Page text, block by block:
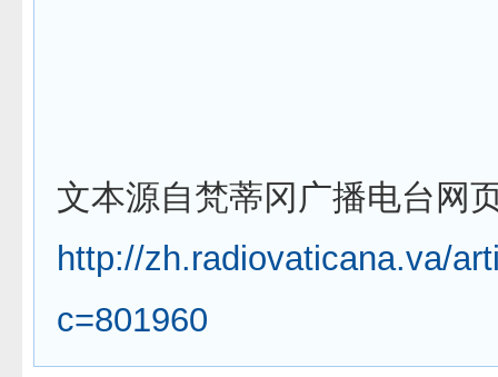
文本源自梵蒂冈广播电台网
http://zh.radiovaticana.va/
c=801960